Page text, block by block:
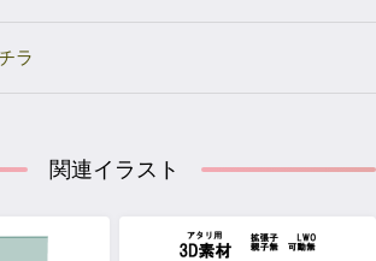
ラ
関連イラスト